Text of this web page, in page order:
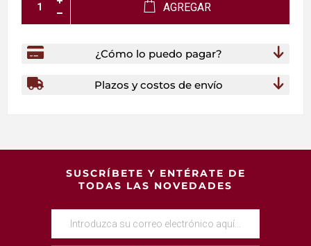
AGREGAR
¿Cómo lo puedo pagar?
Plazos y costos de envío
SUSCRÍBETE Y ENTÉRATE DE
TODAS LAS NOVEDADES